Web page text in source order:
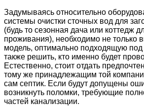
Задумываясь относительно
системы очистки сточных вод для
(будь то сезонная дача или коттедж
проживания), необходимо не только
модель, оптимально подходящую
также решить, кто именно будет
Естественно, стоит отдать
тому же принадлежащим той
сам септик. Если будут допущены
возникнуть поломки, требующие
частей канализации.